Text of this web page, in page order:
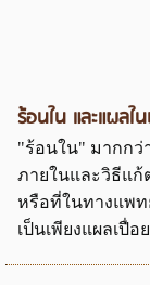
ร้อนใน และแผลใ
"ร้อนใน" มากกว่
ภายในและวิธีแก้
หรือที่ในทางแพท
เป็นเพียงแผลเปื่อ